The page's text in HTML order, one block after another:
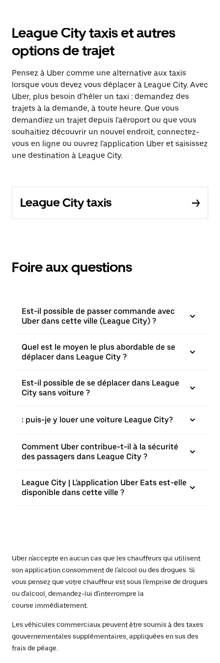
League City taxis et autres
options de trajet
Pensez à Uber comme une alternative aux taxis
lorsque vous devez vous déplacer à League City. Avec
Uber, plus besoin d'héler un taxi : demandez des
trajets à la demande, à toute heure. Que vous
demandiez un trajet depuis l'aéroport ou que vous
souhaitiez découvrir un nouvel endroit, connectez-
vous en ligne ou ouvrez l'application Uber et saisissez
une destination à League City.
League City taxis
Foire aux questions
Est-il possible de passer commande avec
Uber dans cette ville (League City) ?
Quel est le moyen le plus abordable de se
déplacer dans League City ?
Est-il possible de se déplacer dans League
City sans voiture ?
: puis-je y louer une voiture League City?
Comment Uber contribue-t-il à la sécurité
des passagers dans League City ?
League City | L'application Uber Eats est-elle
disponible dans cette ville ?
Uber n'accepte en aucun cas que les chauffeurs qui utilisent
son application consomment de l'alcool ou des drogues. Si
vous pensez que votre chauffeur est sous l'emprise de drogues
ou d'alcool, demandez-lui d'interrompre la
course immédiatement.
Les véhicules commerciaux peuvent être soumis à des taxes
gouvernementales supplémentaires, appliquées en sus des
frais de péage.